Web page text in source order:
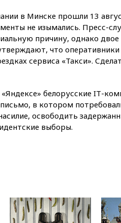
в Минске прошли 13
не изымались. Пресс-
причину, однако двое
что оперативники
сервиса «Такси».
белорусские IТ-
в котором
освободить
выборы.